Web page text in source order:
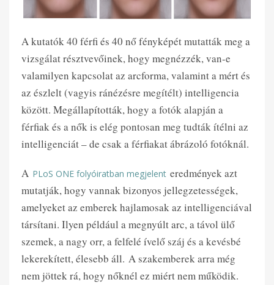
A kutatók 40 férfi és 40 nő fényképét mutatták meg a
vizsgálat résztvevőinek, hogy megnézzék, van-e
valamilyen kapcsolat az arcforma, valamint a mért és
az észlelt (vagyis ránézésre megítélt) intelligencia
között. Megállapították, hogy a fotók alapján a
férfiak és a nők is elég pontosan meg tudták ítélni az
intelligenciát – de csak a férfiakat ábrázoló fotóknál.
A PLoS ONE folyóiratban megjelent eredmények azt
mutatják, hogy vannak bizonyos jellegzetességek,
amelyeket az emberek hajlamosak az intelligenciával
társítani. Ilyen például a megnyúlt arc, a távol ülő
szemek, a nagy orr, a felfelé ívelő száj és a kevésbé
lekerekített, élesebb áll. A szakemberek arra még
nem jöttek rá, hogy nőknél ez miért nem működik.